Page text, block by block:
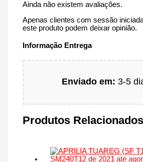
Ainda não existem avaliações.
Apenas clientes com sessão
este produto podem deixar opinião.
Informação Entrega
Enviado em: 3-5
Produtos Relacionados